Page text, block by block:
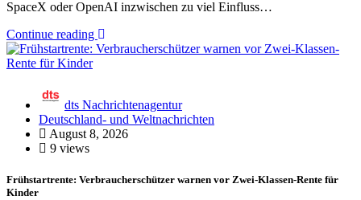
SpaceX oder OpenAI inzwischen zu viel Einfluss…
Continue reading
dts Nachrichtenagentur
Deutschland- und Weltnachrichten
August 8, 2026
9 views
Frühstartrente: Verbraucherschützer warnen vor Zwei-Klassen-Rente für
Kinder